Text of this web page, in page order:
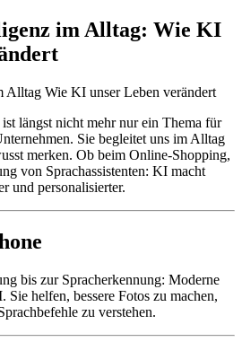
im Alltag: Wie KI
längst nicht mehr nur ein Thema für
Sie begleitet uns im Alltag
merken. Ob beim Online-Shopping,
von Sprachassistenten: KI macht
und personalisierter.
bis zur Spracherkennung: Moderne
helfen, bessere Fotos zu machen,
zu verstehen.